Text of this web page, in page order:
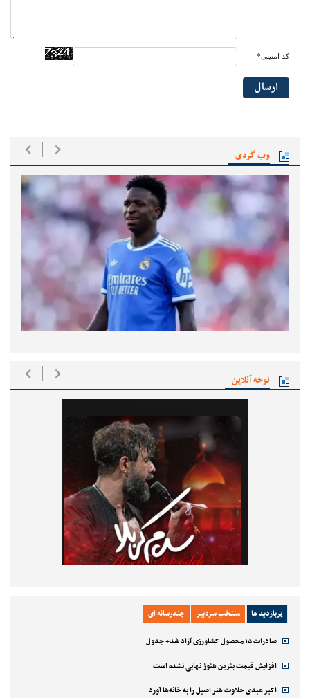
وب گردی
نوحه آنلاین
پربازدید ها منتخب سردبیر چندرسانه ای
صادرات ۱۵ محصول کشاورزی آزاد شد+ جدول
افزایش قیمت بنزین هنوز نهایی نشده است
اکبر عبدی حلاوت هنر اصیل را به خانه‌ها آورد
کد امنیتی*
ارسال